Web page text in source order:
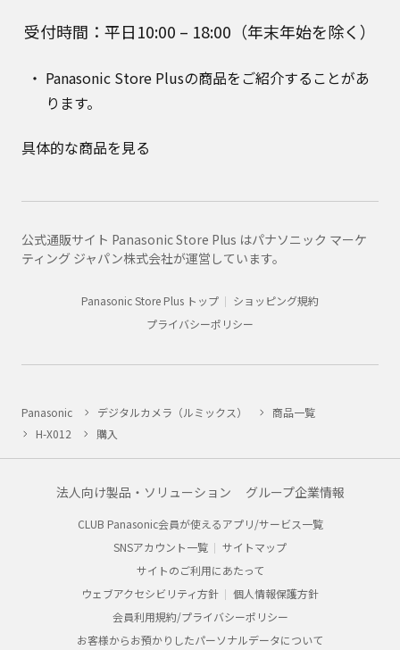
受付時間：平日10:00 – 18:00（年末年始を除く）
Panasonic Store Plusの商品をご紹介することがあ
ります。
具体的な商品を見る
公式通販サイト Panasonic Store Plus はパナソニック マーケ
ティング ジャパン株式会社が運営しています。
Panasonic Store Plus トップ
ショッピング規約
プライバシーポリシー
Panasonic デジタルカメラ（ルミックス）
商品一覧
H-X012
購入
法人向け製品・ソリューション グループ企業情報
CLUB Panasonic会員が使えるアプリ/サービス一覧
SNSアカウント一覧
サイトマップ
サイトのご利用にあたって
ウェブアクセシビリティ方針
個人情報保護方針
会員利用規約/プライバシーポリシー
お客様からお預かりしたパーソナルデータについて